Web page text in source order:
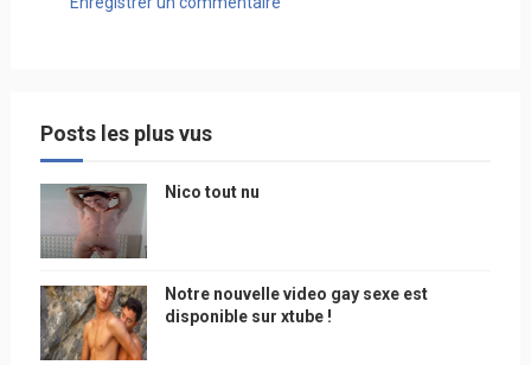
Posts les plus vus
Nico tout nu
Notre nouvelle video gay sexe est
disponible sur xtube !